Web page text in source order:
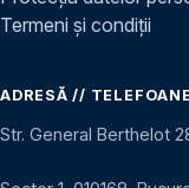
Termeni și condiții
ADRESĂ // TELEFOANE
Str. General Berthelot